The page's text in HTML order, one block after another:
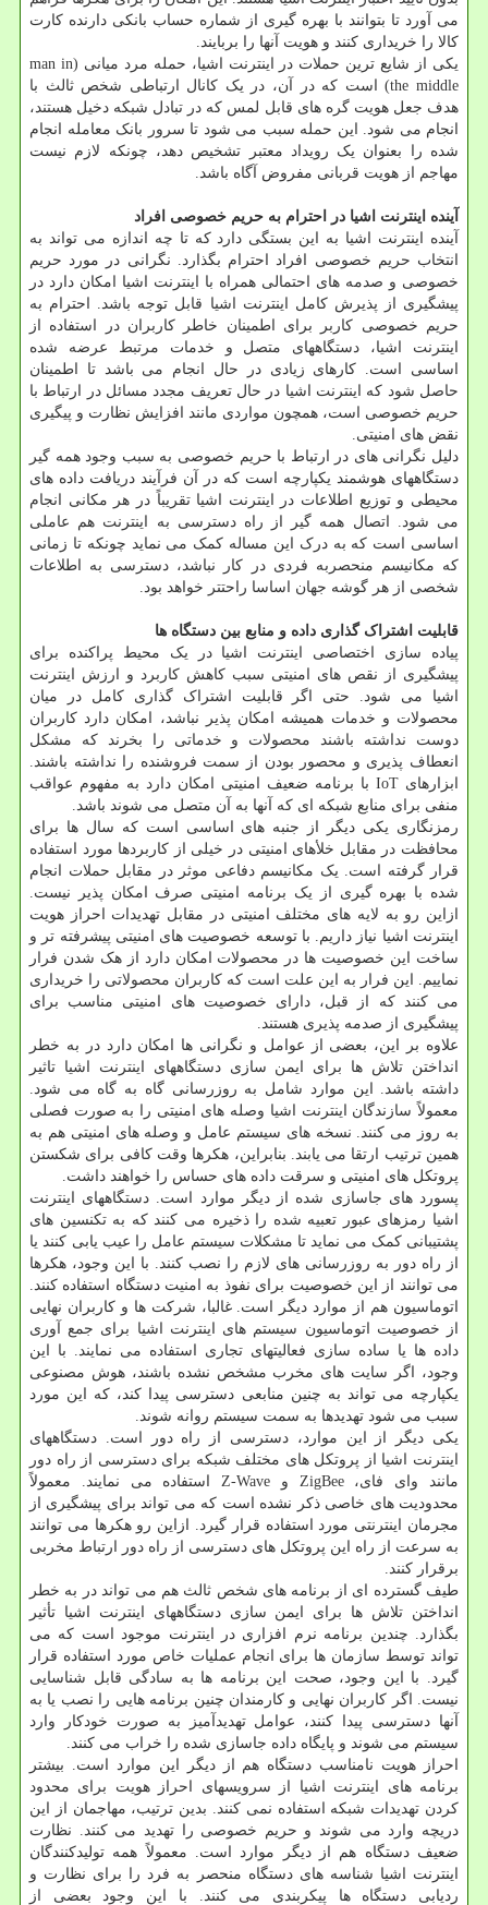
می آورد تا بتوانند با بهره گیری از شماره حساب بانکی دارنده کارت
کالا را خریداری کنند و هویت آنها را بربایند.
یکی از شایع ترین حملات در اینترنت اشیا، حمله مرد میانی (man in
the middle) است که در آن، در یک کانال ارتباطی شخص ثالث با
هدف جعل هویت گره های قابل لمس که در تبادل شبکه دخیل هستند،
انجام می شود. این حمله سبب می شود تا سرور بانک معامله انجام
شده را بعنوان یک رویداد معتبر تشخیص دهد، چونکه لازم نیست
مهاجم از هویت قربانی مفروض آگاه باشد.
آینده اینترنت اشیا در احترام به حریم خصوصی افراد
آینده اینترنت اشیا به این بستگی دارد که تا چه اندازه می تواند به
انتخاب حریم خصوصی افراد احترام بگذارد. نگرانی در مورد حریم
خصوصی و صدمه های احتمالی همراه با اینترنت اشیا امکان دارد در
پیشگیری از پذیرش کامل اینترنت اشیا قابل توجه باشد. احترام به
حریم خصوصی کاربر برای اطمینان خاطر کاربران در استفاده از
اینترنت اشیا، دستگاههای متصل و خدمات مرتبط عرضه شده
اساسی است. کارهای زیادی در حال انجام می باشد تا اطمینان
حاصل شود که اینترنت اشیا در حال تعریف مجدد مسائل در ارتباط با
حریم خصوصی است، همچون مواردی مانند افزایش نظارت و پیگیری
نقض های امنیتی.
دلیل نگرانی های در ارتباط با حریم خصوصی به سبب وجود همه گیر
دستگاههای هوشمند یکپارچه است که در آن فرآیند دریافت داده های
محیطی و توزیع اطلاعات در اینترنت اشیا تقریباً در هر مکانی انجام
می شود. اتصال همه گیر از راه دسترسی به اینترنت هم عاملی
اساسی است که به درک این مساله کمک می نماید چونکه تا زمانی
که مکانیسم منحصربه فردی در کار نباشد، دسترسی به اطلاعات
شخصی از هر گوشه جهان اساسا راحتتر خواهد بود.
قابلیت اشتراک گذاری داده و منابع بین دستگاه ها
پیاده سازی اختصاصی اینترنت اشیا در یک محیط پراکنده برای
پیشگیری از نقص های امنیتی سبب کاهش کاربرد و ارزش اینترنت
اشیا می شود. حتی اگر قابلیت اشتراک گذاری کامل در میان
محصولات و خدمات همیشه امکان پذیر نباشد، امکان دارد کاربران
دوست نداشته باشند محصولات و خدماتی را بخرند که مشکل
انعطاف پذیری و محصور بودن از سمت فروشنده را نداشته باشند.
ابزارهای IoT با برنامه ضعیف امنیتی امکان دارد به مفهوم عواقب
منفی برای منابع شبکه ای که آنها به آن متصل می شوند باشد.
رمزنگاری یکی دیگر از جنبه های اساسی است که سال ها برای
محافظت در مقابل خلأهای امنیتی در خیلی از کاربردها مورد استفاده
قرار گرفته است. یک مکانیسم دفاعی موثر در مقابل حملات انجام
شده با بهره گیری از یک برنامه امنیتی صرف امکان پذیر نیست.
ازاین رو به لایه های مختلف امنیتی در مقابل تهدیدات احراز هویت
اینترنت اشیا نیاز داریم. با توسعه خصوصیت های امنیتی پیشرفته تر و
ساخت این خصوصیت ها در محصولات امکان دارد از هک شدن فرار
نماییم. این فرار به این علت است که کاربران محصولاتی را خریداری
می کنند که از قبل، دارای خصوصیت های امنیتی مناسب برای
پیشگیری از صدمه پذیری هستند.
علاوه بر این، بعضی از عوامل و نگرانی ها امکان دارد در به خطر
انداختن تلاش ها برای ایمن سازی دستگاههای اینترنت اشیا تاثیر
داشته باشد. این موارد شامل به روزرسانی گاه به گاه می شود.
معمولاً سازندگان اینترنت اشیا وصله های امنیتی را به صورت فصلی
به روز می کنند. نسخه های سیستم عامل و وصله های امنیتی هم به
همین ترتیب ارتقا می یابند. بنابراین، هکرها وقت کافی برای شکستن
پروتکل های امنیتی و سرقت داده های حساس را خواهند داشت.
پسورد های جاسازی شده از دیگر موارد است. دستگاههای اینترنت
اشیا رمزهای عبور تعبیه شده را ذخیره می کنند که به تکنسین های
پشتیبانی کمک می نماید تا مشکلات سیستم عامل را عیب یابی کنند یا
از راه دور به روزرسانی های لازم را نصب کنند. با این وجود، هکرها
می توانند از این خصوصیت برای نفوذ به امنیت دستگاه استفاده کنند.
اتوماسیون هم از موارد دیگر است. غالبا، شرکت ها و کاربران نهایی
از خصوصیت اتوماسیون سیستم های اینترنت اشیا برای جمع آوری
داده ها یا ساده سازی فعالیتهای تجاری استفاده می نمایند. با این
وجود، اگر سایت های مخرب مشخص نشده باشند، هوش مصنوعی
یکپارچه می تواند به چنین منابعی دسترسی پیدا کند، که این مورد
سبب می شود تهدیدها به سمت سیستم روانه شوند.
یکی دیگر از این موارد، دسترسی از راه دور است. دستگاههای
اینترنت اشیا از پروتکل های مختلف شبکه برای دسترسی از راه دور
مانند وای فای، ZigBee و Z-Wave استفاده می نمایند. معمولاً
محدودیت های خاصی ذکر نشده است که می تواند برای پیشگیری از
مجرمان اینترنتی مورد استفاده قرار گیرد. ازاین رو هکرها می توانند
به سرعت از راه این پروتکل های دسترسی از راه دور ارتباط مخربی
برقرار کنند.
طیف گسترده ای از برنامه های شخص ثالث هم می تواند در به خطر
انداختن تلاش ها برای ایمن سازی دستگاههای اینترنت اشیا تأثیر
بگذارد. چندین برنامه نرم افزاری در اینترنت موجود است که می
تواند توسط سازمان ها برای انجام عملیات خاص مورد استفاده قرار
گیرد. با این وجود، صحت این برنامه ها به سادگی قابل شناسایی
نیست. اگر کاربران نهایی و کارمندان چنین برنامه هایی را نصب یا به
آنها دسترسی پیدا کنند، عوامل تهدیدآمیز به صورت خودکار وارد
سیستم می شوند و پایگاه داده جاسازی شده را خراب می کنند.
احراز هویت نامناسب دستگاه هم از دیگر این موارد است. بیشتر
برنامه های اینترنت اشیا از سرویسهای احراز هویت برای محدود
کردن تهدیدات شبکه استفاده نمی کنند. بدین ترتیب، مهاجمان از این
دریچه وارد می شوند و حریم خصوصی را تهدید می کنند. نظارت
ضعیف دستگاه هم از دیگر موارد است. معمولاً همه تولیدکنندگان
اینترنت اشیا شناسه های دستگاه منحصر به فرد را برای نظارت و
ردیابی دستگاه ها پیکربندی می کنند. با این وجود بعضی از